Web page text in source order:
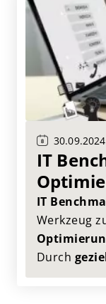
30.09.2024
IT
IT
Werkzeug
Durch
konkrete